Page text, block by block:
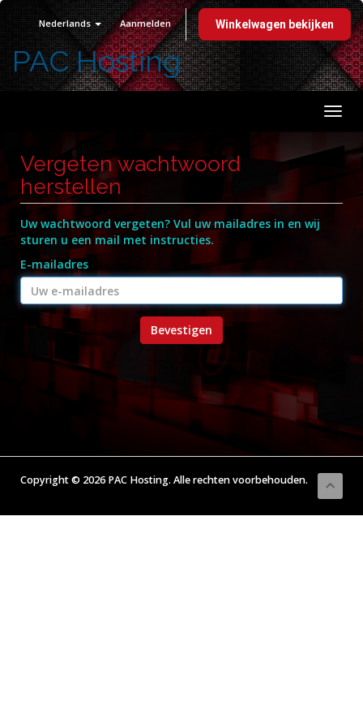
Nederlands Aanmelden Winkelwagen bekijken
PAC Hosting
Vergeten wachtwoord
herstellen
Uw wachtwoord vergeten? Vul uw mailadres in en wij
sturen u een mail met instructies.
E-mailadres
Bevestigen
Copyright © 2026 PAC Hosting. Alle rechten voorbehouden.